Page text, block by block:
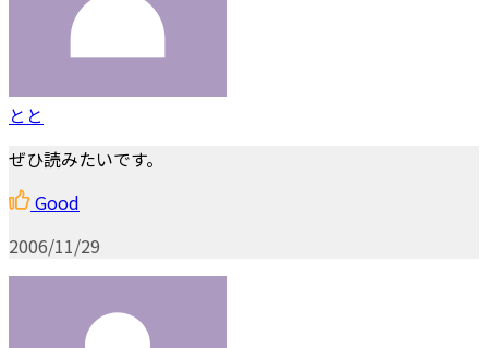
とと
ぜひ読みたいです。
Good
2006/11/29